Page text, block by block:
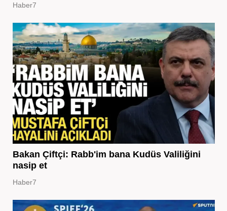
Haber7
Bakan Çiftçi: Rabb'im bana Kudüs Valiliğini
nasip et
Haber7